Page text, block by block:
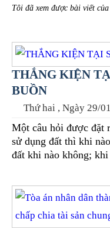
Tôi đã xem được bài viết
THẮNG KIỆN
BUỒN
Thứ hai , Ngày
Một câu hỏi được đặt
sử dụng đất thì khi
đất khi nào không;
Minh Đại có quan
chất từng HSVA mà
khởi kiện cho phù